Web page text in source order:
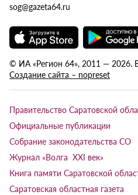
sog@gazeta64.ru
© ИА «Регион 64», 2011 — 2026.
Создание сайта – nopreset
Правительство Саратовской
Официальные публикации
Собрание законодательства СО
Журнал «Волга XXI век»
Книга памяти Саратовской
Саратовская областная газета